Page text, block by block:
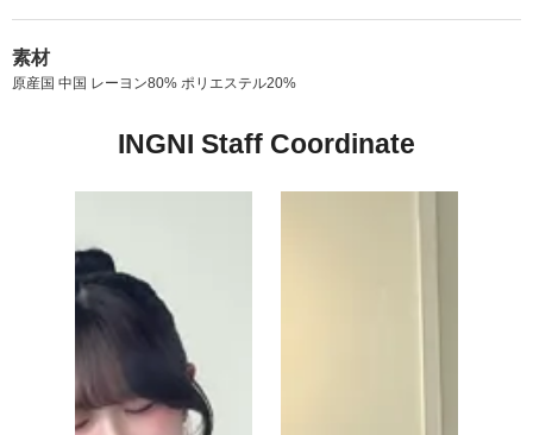
素材
原産国 中国 レーヨン80% ポリエステル20%
INGNI Staff Coordinate